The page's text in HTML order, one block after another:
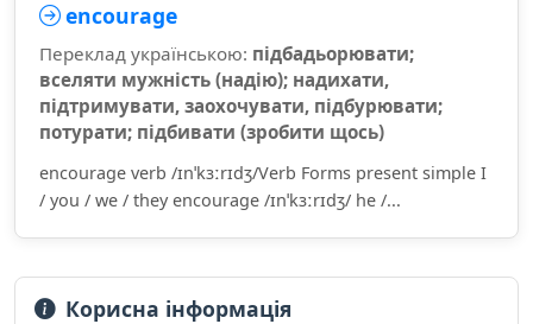
encourage
Переклад українською: підбадьорювати;
вселяти мужність (надію); надихати,
підтримувати, заохочувати, підбурювати;
потурати; підбивати (зробити щось)
encourage verb /ɪnˈkɜːrɪdʒ/Verb Forms present simple I
/ you / we / they encourage /ɪnˈkɜːrɪdʒ/ he /...
Корисна інформація